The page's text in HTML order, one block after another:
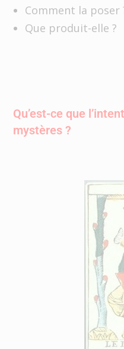
Comment la poser
Que produit-elle ?
Qu’est-ce que
mystères ?